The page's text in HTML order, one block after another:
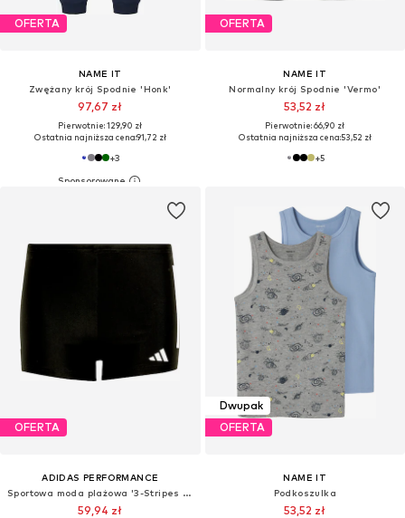
OFERTA
NAME IT
Zwężany krój Spodnie 'Honk'
97,67 zł
Pierwotnie: 129,90 zł
Ostatnia najniższa cena:91,72 zł
+3
OFERTA
NAME IT
Normalny krój Spodnie 'Vermo'
53,52 zł
Pierwotnie: 66,90 zł
Ostatnia najniższa cena:53,52 zł
+5
OFERTA
ADIDAS PERFORMANCE
Sportowa moda plażowa '3-Stripes Swim Boxers'
59,94 zł
Dwupak
OFERTA
NAME IT
Podkoszulka
53,52 zł